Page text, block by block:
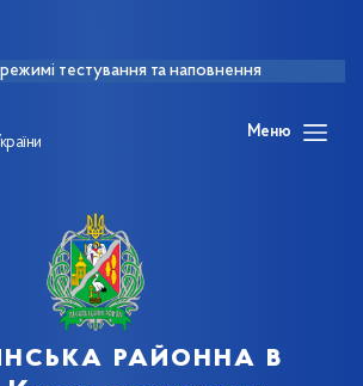
тестування та наповнення
Меню
районна в